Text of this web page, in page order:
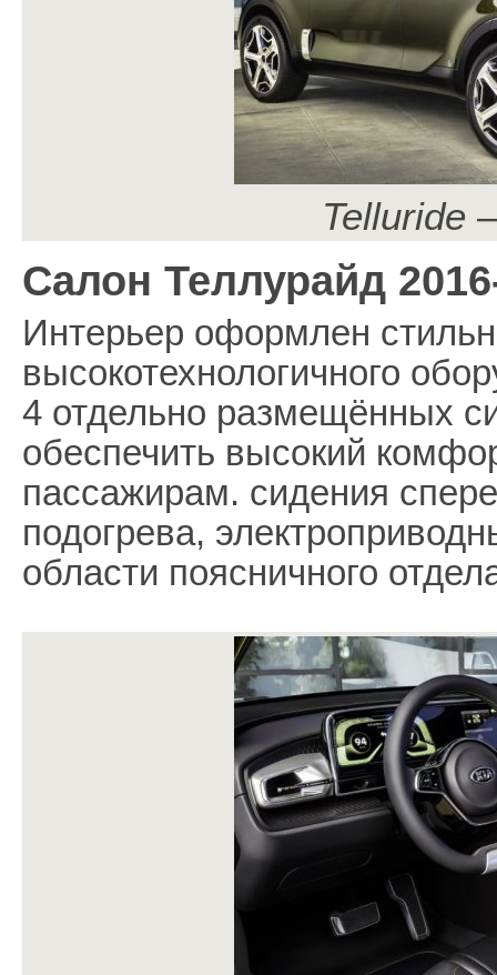
Telluride
Салон Теллурайд
Интерьер оформлен
высокотехнологичного
4 отдельно размещённых
обеспечить высокий
пассажирам. сидения
подогрева,
области поясничного